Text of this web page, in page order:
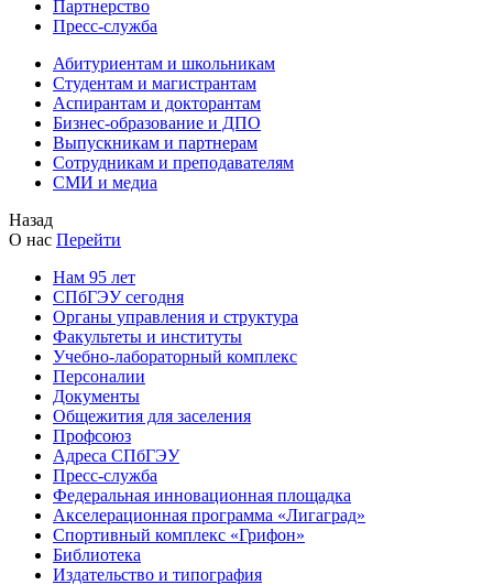
Партнерство
Пресс-служба
Абитуриентам и школьникам
Студентам и магистрантам
Аспирантам и докторантам
Бизнес-образование и ДПО
Выпускникам и партнерам
Сотрудникам и преподавателям
СМИ и медиа
Назад
О нас Перейти
Нам 95 лет
СПбГЭУ сегодня
Органы управления и структура
Факультеты и институты
Учебно-лабораторный комплекс
Персоналии
Документы
Общежития для заселения
Профсоюз
Адреса СПбГЭУ
Пресс-служба
Федеральная инновационная площадка
Акселерационная программа «Лигаград»­­
Спортивный комплекс «Грифон»
Библиотека
Издательство и типография